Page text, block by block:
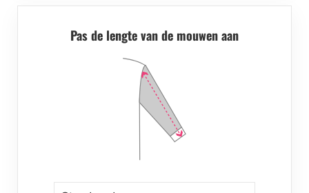
Pas de lengte van de mouwen aan